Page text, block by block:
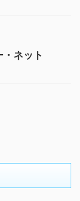
ネット